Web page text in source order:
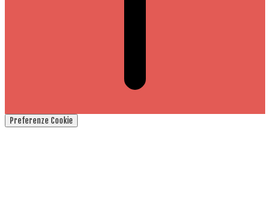
Preferenze Cookie